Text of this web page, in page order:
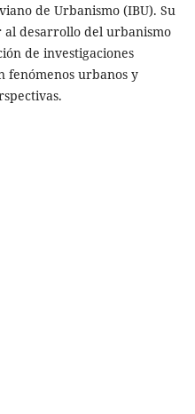
de Urbanismo (IBU). Su
desarrollo del urbanismo
de investigaciones
fenómenos urbanos y